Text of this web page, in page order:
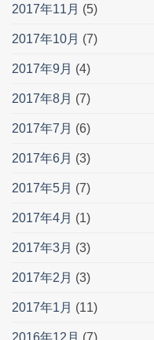
2017年11月 (5)
2017年10月 (7)
2017年9月 (4)
2017年8月 (7)
2017年7月 (6)
2017年6月 (3)
2017年5月 (7)
2017年4月 (1)
2017年3月 (3)
2017年2月 (3)
2017年1月 (11)
2016年12月 (7)